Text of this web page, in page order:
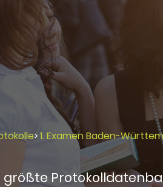
>1. Examen Baden-